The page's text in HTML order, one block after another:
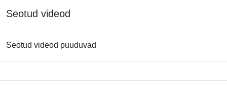
Seotud videod
Seotud videod puuduvad